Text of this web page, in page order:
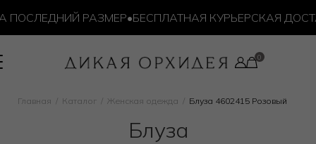
РАЗМЕР•БЕСПЛАТНАЯ КУРЬЕРСКАЯ
Главная Каталог Женская одежда Блуза 4602415 Розовый
Блуза